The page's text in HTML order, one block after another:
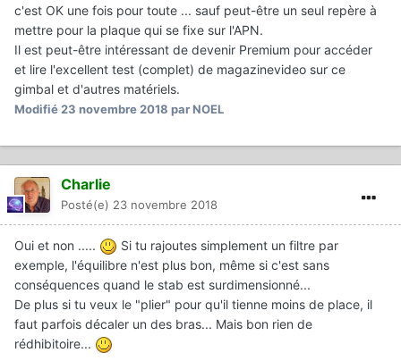
c'est OK une fois pour toute ... sauf peut-être un seul repère à
mettre pour la plaque qui se fixe sur l'APN.
Il est peut-être intéressant de devenir Premium pour accéder
et lire l'excellent test (complet) de magazinevideo sur ce
gimbal et d'autres matériels.
Modifié 23 novembre 2018 par NOEL
Charlie
Posté(e) 23 novembre 2018
Oui et non .....
Si tu rajoutes simplement un filtre par
exemple, l'équilibre n'est plus bon, même si c'est sans
conséquences quand le stab est surdimensionné...
De plus si tu veux le "plier" pour qu'il tienne moins de place, il
faut parfois décaler un des bras... Mais bon rien de
rédhibitoire...